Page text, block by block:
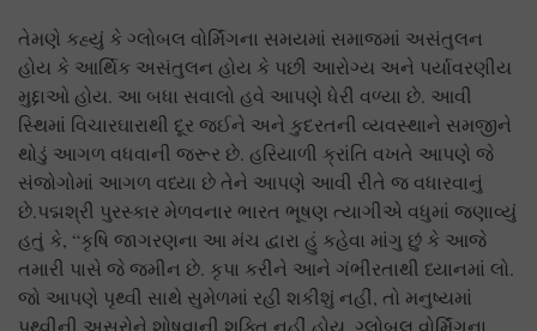
તેમણે કહ્યું કે ગ્લોબલ વોર્મિંગના સમયમાં સમાજમાં અસંતુલન
હોય કે આર્થિક અસંતુલન હોય કે પછી આરોગ્ય અને પર્યાવરણીય
મુદ્દાઓ હોય. આ બધા સવાલો હવે આપણે ધેરી વળ્યા છે. આવી
સ્થિમાં વિચારઘારાથી દૂર જઈને અને કુદરતની વ્યવસ્થાને સમજીને
થોડું આગળ વધવાની જરૂર છે. હરિયાળી ક્રાંતિ વખતે આપણે જે
સંજોગોમાં આગળ વધ્યા છે તેને આપણે આવી રીતે જ વધારવાનું
છે.પદ્મશ્રી પુરસ્કાર મેળવનાર ભારત ભૂષણ ત્યાગીએ વધુમાં જણાવ્યું
હતું કે, “કૃષિ જાગરણના આ મંચ દ્વારા હું કહેવા માંગુ છું કે આજે
તમારી પાસે જે જમીન છે. કૃપા કરીને આને ગંભીરતાથી ધ્યાનમાં લો.
જો આપણે પૃથ્વી સાથે સુમેળમાં રહી શકીશું નહીં, તો મનુષ્યમાં
પૃથ્વીની અસરોને શોષવાની શક્તિ નહીં હોય. ગ્લોબલ વોર્મિંગના